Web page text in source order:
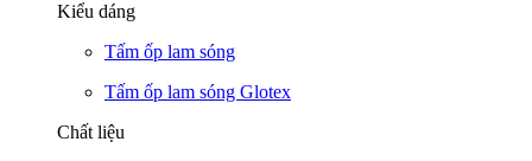
Kiểu dáng
Tấm ốp lam sóng
Tấm ốp lam sóng Glotex
Chất liệu